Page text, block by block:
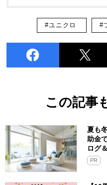
#ユニクロ #
この記事
夏も
助金
ログ
PR